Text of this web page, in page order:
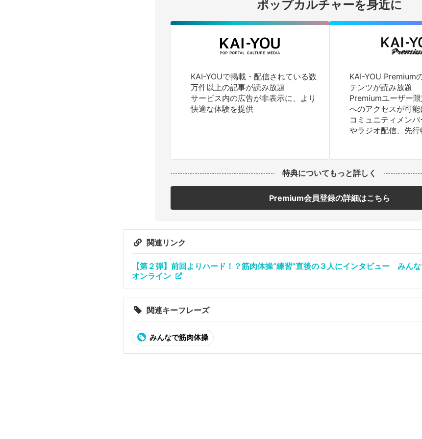
ポップカルチャーを身近に
KAI-YOUで掲載・配信されている数
万件以上の記事が読み放題
サービス内の広告が非表示に、より
快適な体験を提供
KAI-YOU Premium
テンツが読み放題
Premiumユーザー
へのアクセスが可能
コミュニティメン
やラジオ配信、先行
特典についてもっと詳しく
Premium会員登録の詳細はこちら
関連リンク
【第２弾】前回よりハード！？筋肉体操“練習”直後の３人にインタビュー みん
オンライン
関連キーフレーズ
みんなで筋肉体操